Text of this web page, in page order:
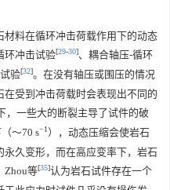
料在循环冲击荷载作用下的动态
环冲击试验[29-30]、耦合轴压-循环
验[32]。在没有轴压或围压的情况
受到冲击荷载时会表现出不同的
，一些大的断裂主导了试件的破
～70 s−1 ），动态压缩会使岩石
久变形，而在高应变率下，岩石
Zhou等[35]认为岩石试件存在一个